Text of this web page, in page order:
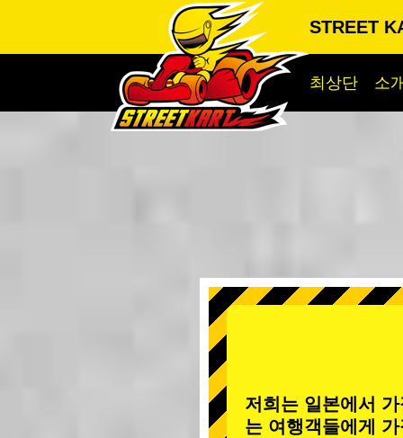
STREET
최상단 소
저희는 일본에서
는 여행객들에게